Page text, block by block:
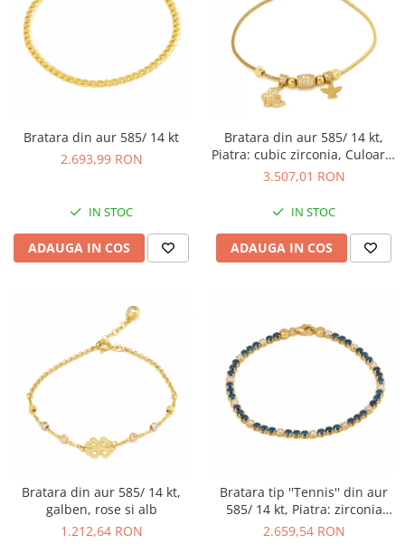
Bratara din aur 585/ 14 kt
2.693,99 RON
IN STOC
ADAUGA IN COS
Bratara din aur 585/ 14 kt,
Piatra: cubic zirconia, Culoare:
transparenta
3.507,01 RON
IN STOC
ADAUGA IN COS
Bratara din aur 585/ 14 kt,
galben, rose si alb
1.212,64 RON
Bratara tip ''Tennis'' din aur
585/ 14 kt, Piatra: zirconia
fatetata, Culoare: albastru si
2.659,54 RON